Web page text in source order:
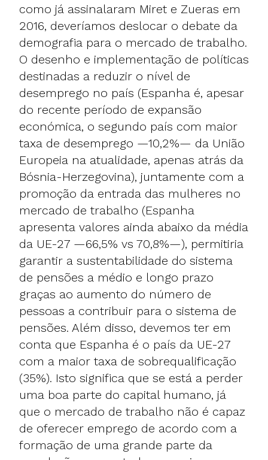
como já assinalaram Miret e Zueras em
2016, deveríamos deslocar o debate da
demografia para o mercado de trabalho.
O desenho e implementação de políticas
destinadas a reduzir o nível de
desemprego no país (Espanha é, apesar
do recente período de expansão
económica, o segundo país com maior
taxa de desemprego —10,2%— da União
Europeia na atualidade, apenas atrás da
Bósnia-Herzegovina), juntamente com a
promoção da entrada das mulheres no
mercado de trabalho (Espanha
apresenta valores ainda abaixo da média
da UE-27 —66,5% vs 70,8%—), permitiria
garantir a sustentabilidade do sistema
de pensões a médio e longo prazo
graças ao aumento do número de
pessoas a contribuir para o sistema de
pensões. Além disso, devemos ter em
conta que Espanha é o país da UE-27
com a maior taxa de sobrequalificação
(35%). Isto significa que se está a perder
uma boa parte do capital humano, já
que o mercado de trabalho não é capaz
de oferecer emprego de acordo com a
formação de uma grande parte da